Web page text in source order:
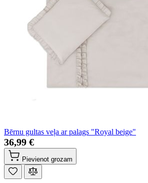
Bērnu gultas veļa ar palags "Royal beige"
36,99 €
Pievienot grozam